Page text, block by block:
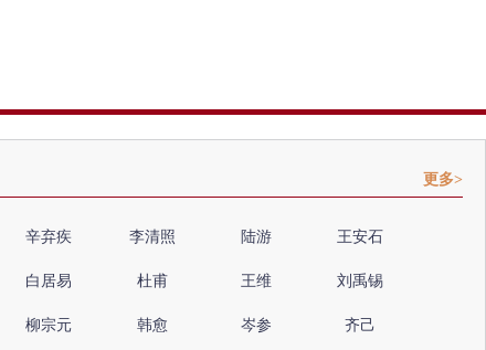
更多>
辛弃疾 李清照 陆游 王安石
白居易 杜甫 王维 刘禹锡
柳宗元 韩愈 岑参 齐己